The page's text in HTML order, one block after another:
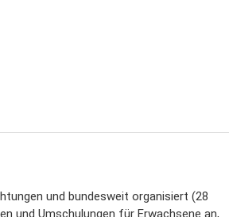
und bundesweit organisiert (28
und Umschulungen für Erwachsene an,